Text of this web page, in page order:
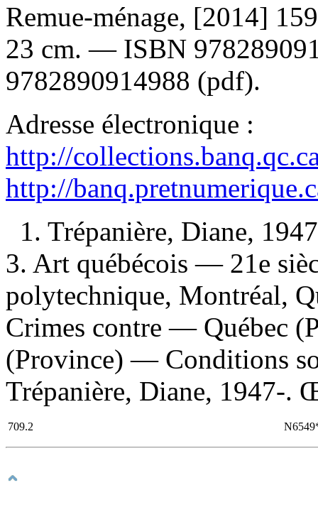
Remue-ménage, [2014]
23 cm. — ISBN
9782890914988 (pdf).
Adresse électronique :
http://
http://
1. Trépanière, Diane,
3. Art québécois — 21e
polytechnique, Montréal,
Crimes contre — Québec
(Province) — Conditions
Trépanière, Diane, 1947-.
709.2